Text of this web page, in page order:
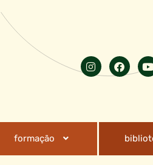
formação